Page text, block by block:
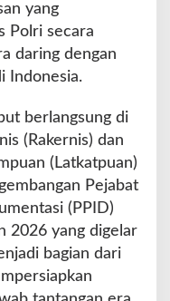
yang
Polri secara
daring dengan
Indonesia.
berlangsung di
(Rakernis) dan
(Latkatpuan)
Pejabat
(PPID)
2026 yang digelar
bagian dari